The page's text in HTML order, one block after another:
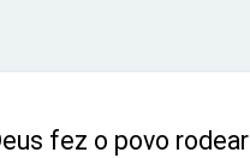
fez o povo rodear